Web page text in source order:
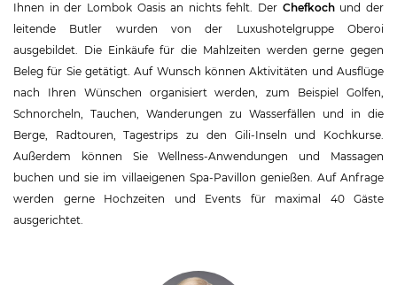
Ihnen in der Lombok Oasis an nichts fehlt. Der Chefkochund der
leitende Butler wurden von der Luxushotelgruppe Oberoi
ausgebildet. Die Einkäufe für die Mahlzeiten werden gerne gegen
Beleg für Sie getätigt. Auf Wunsch können Aktivitäten und Ausflüge
nach Ihren Wünschen organisiert werden, zum Beispiel Golfen,
Schnorcheln, Tauchen, Wanderungen zu Wasserfällen und in die
Berge, Radtouren, Tagestrips zu den Gili-Inseln und Kochkurse.
Außerdem können Sie Wellness-Anwendungen und Massagen
buchen und sie im villaeigenen Spa-Pavillon genießen. Auf Anfrage
werden gerne Hochzeiten und Events für maximal 40 Gäste
ausgerichtet.